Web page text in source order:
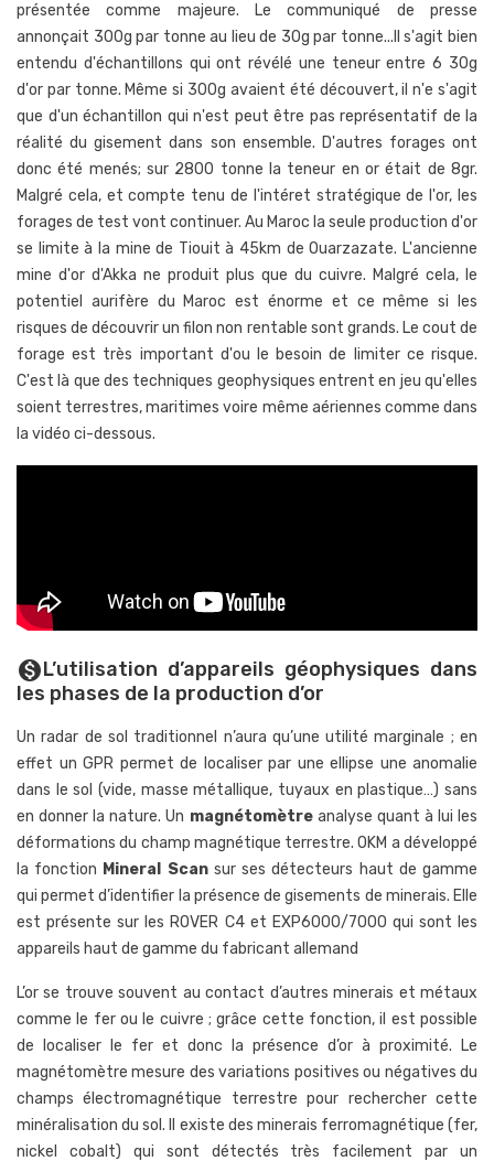
présentée comme majeure. Le communiqué de presse
annonçait 300g par tonne au lieu de 30g par tonne...Il s'agit bien
entendu d'échantillons qui ont révélé une teneur entre 6 30g
d'or par tonne. Même si 300g avaient été découvert, il n'e s'agit
que d'un échantillon qui n'est peut être pas représentatif de la
réalité du gisement dans son ensemble. D'autres forages ont
donc été menés; sur 2800 tonne la teneur en or était de 8gr.
Malgré cela, et compte tenu de l'intéret stratégique de l'or, les
forages de test vont continuer. Au Maroc la seule production d'or
se limite à la mine de Tiouit à 45km de Ouarzazate. L'ancienne
mine d'or d'Akka ne produit plus que du cuivre. Malgré cela, le
potentiel aurifère du Maroc est énorme et ce même si les
risques de découvrir un filon non rentable sont grands. Le cout de
forage est très important d'ou le besoin de limiter ce risque.
C'est là que des techniques geophysiques entrent en jeu qu'elles
soient terrestres, maritimes voire même aériennes comme dans
la vidéo ci-dessous.
monetization_onL’utilisation d’appareils géophysiques dans
les phases de la production d’or
Un radar de sol traditionnel n’aura qu’une utilité marginale ; en
effet un GPR permet de localiser par une ellipse une anomalie
dans le sol (vide, masse métallique, tuyaux en plastique…) sans
en donner la nature. Un magnétomètreanalyse quant à lui les
déformations du champ magnétique terrestre. OKM a développé
la fonction Mineral Scansur ses détecteurs haut de gamme
qui permet d’identifier la présence de gisements de minerais. Elle
est présente sur les ROVER C4 et EXP6000/7000 qui sont les
appareils haut de gamme du fabricant allemand
L’or se trouve souvent au contact d’autres minerais et métaux
comme le fer ou le cuivre ; grâce cette fonction, il est possible
de localiser le fer et donc la présence d’or à proximité. Le
magnétomètre mesure des variations positives ou négatives du
champs électromagnétique terrestre pour rechercher cette
minéralisation du sol. Il existe des minerais ferromagnétique (fer,
nickel cobalt) qui sont détectés très facilement par un